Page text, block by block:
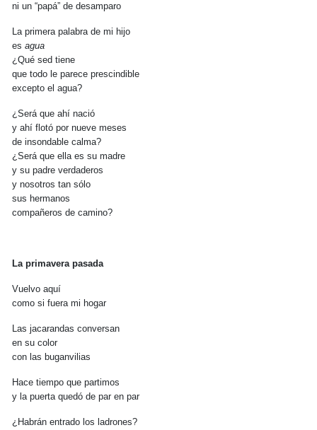
ni un “papá” de desamparo
La primera palabra de mi hijo
es agua
¿Qué sed tiene
que todo le parece prescindible
excepto el agua?
¿Será que ahí nació
y ahí flotó por nueve meses
de insondable calma?
¿Será que ella es su madre
y su padre verdaderos
y nosotros tan sólo
sus hermanos
compañeros de camino?
La primavera pasada
Vuelvo aquí
como si fuera mi hogar
Las jacarandas conversan
en su color
con las buganvilias
Hace tiempo que partimos
y la puerta quedó de par en par
¿Habrán entrado los ladrones?